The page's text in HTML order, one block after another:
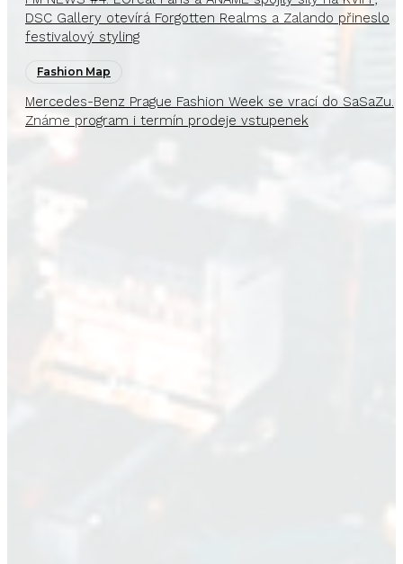
DSC Gallery otevírá Forgotten Realms a Zalando přineslo
festivalový styling
Fashion Map
Mercedes-Benz Prague Fashion Week se vrací do SaSaZu.
Známe program i termín prodeje vstupenek